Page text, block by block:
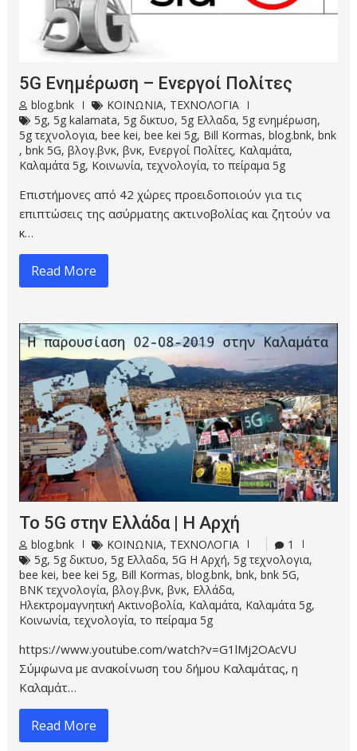
5G Ενημέρωση – Ενεργοί Πολίτες
blog.bnk ΚΟΙΝΩΝΙΑ, ΤΕΧΝΟΛΟΓΙΑ
5g,5g kalamata,5g δικτυο,5g Ελλαδα,5g ενημέρωση,
5g τεχνολογια,bee kei,bee kei 5g, Bill Kormas,blog.bnk,bnk
,bnk 5G,βλογ.βνκ,βνκ, Ενεργοί Πολίτες, Καλαμάτα,
Καλαμάτα 5g, Κοινωνία,τεχνολογία,το πείραμα 5g
Επιστήμονες από 42 χώρες προειδοποιούν για τις
επιπτώσεις της ασύρματης ακτινοβολίας και ζητούν να
κ…
Read More
Το 5G στην Ελλάδα | Η Αρχή
blog.bnk ΚΟΙΝΩΝΙΑ, ΤΕΧΝΟΛΟΓΙΑ
1
5g,5g δικτυο,5g Ελλαδα,5G Η Αρχή,5g τεχνολογια,
bee kei,bee kei 5g, Bill Kormas,blog.bnk,bnk,bnk 5G,
BNK τεχνολογία,βλογ.βνκ,βνκ, Ελλάδα,
Ηλεκτρομαγνητική Ακτινοβολία, Καλαμάτα, Καλαμάτα 5g,
Κοινωνία,τεχνολογία,το πείραμα 5g
https://www.youtube.com/watch?v=G1lMj2OAcVU
Σύμφωνα με ανακοίνωση του δήμου Καλαμάτας, η
Καλαμάτ…
Read More